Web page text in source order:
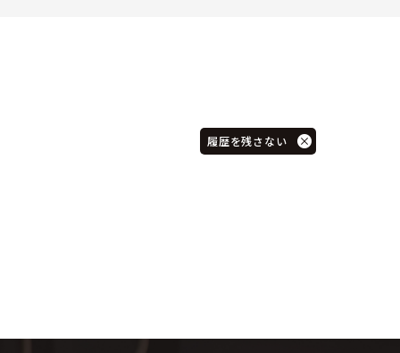
履歴を残さない